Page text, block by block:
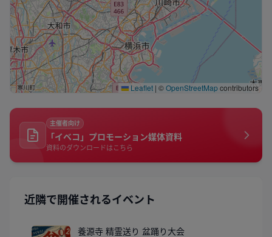
Leaflet | ©OpenStreetMapcontributors
主催者向け
「イベコ」プロモーション媒体資料
資料のダウンロードはこちら
近隣で開催されるイベント
養源寺 精霊送り 盆踊り大会